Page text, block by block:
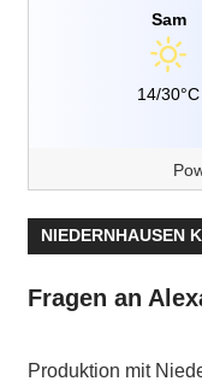
Sam
14/30°C
NIEDERNHAUSEN
Fragen an
Produktion mit